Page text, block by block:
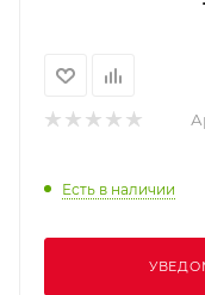
Есть в наличии